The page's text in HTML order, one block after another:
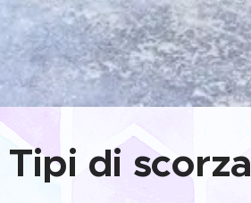
Tipi di scorza